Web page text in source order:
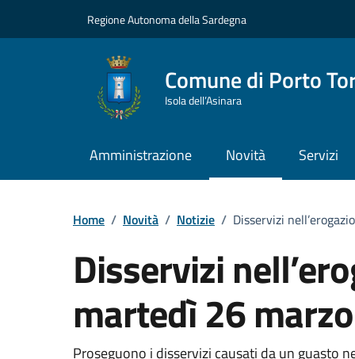
Regione Autonoma della Sardegna
Comune di Porto
Isola dell’Asinara
Amministrazione Novità Servizi
Home / Novità / Notizie / Disservizi
Disservizi
martedì 26 marzo
Proseguono i disservizi causati da un guasto